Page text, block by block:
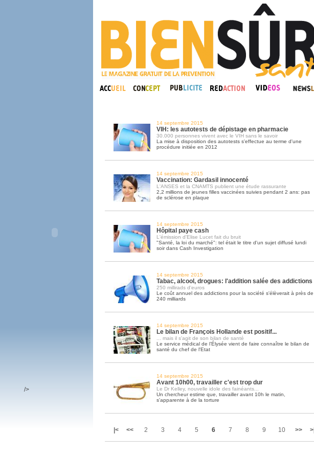
14 septembre 2015
VIH: les autotests de dépistage en pharmacie
30.000 personnes vivent avec le VIH sans le savoir
La mise à disposition des autotests s'effectue au terme d'une
procédure initiée en 2012
14 septembre 2015
Vaccination: Gardasil innocenté
L'ANSES et la CNAMTS publient une étude rassurante
2,2 millions de jeunes filles vaccinées suivies pendant 2 ans: pas
de sclérose en plaque
14 septembre 2015
Hôpital paye cash
L'émission d'Elise Lucet fait du bruit
"Santé, la loi du marché": tel était le titre d'un sujet diffusé lundi
soir dans Cash Investigation
14 septembre 2015
Tabac, alcool, drogues: l'addition salée des addictions
250 millirads d'euros
Le coût annuel des addictions pour la société s'élèverait à près de
240 milliards
14 septembre 2015
Le bilan de François Hollande est positif...
... mais il s'agit de son bilan de santé
Le service médical de l’Élysée vient de faire connaître le bilan de
santé du chef de l'Etat
14 septembre 2015
Avant 10h00, travailler c'est trop dur
Le Dr Kelley, nouvelle idole des fainéants...
Un chercheur estime que, travailler avant 10h le matin,
s'apparente à de la torture
|< << 2 3 4 5 6 7 8 9 10 >> >|
/>